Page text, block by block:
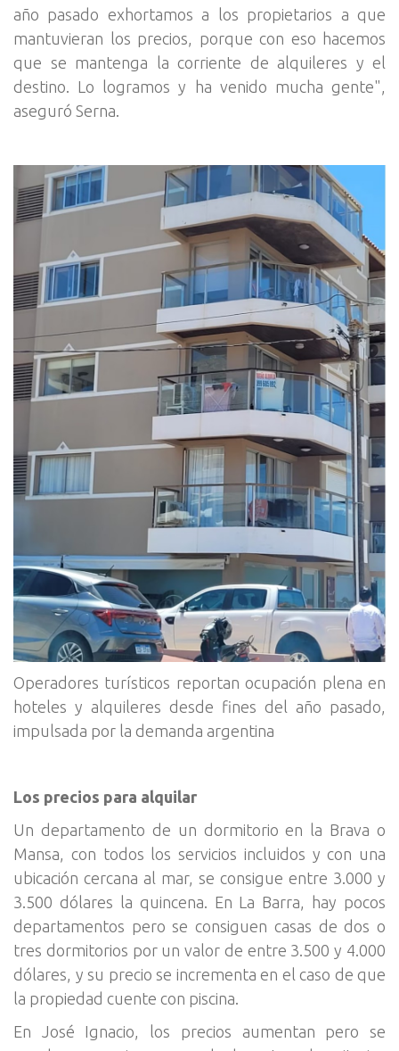
año pasado exhortamos a los propietarios a que
mantuvieran los precios, porque con eso hacemos
que se mantenga la corriente de alquileres y el
destino. Lo logramos y ha venido mucha gente",
aseguró Serna.
Operadores turísticos reportan ocupación plena en
hoteles y alquileres desde fines del año pasado,
impulsada por la demanda argentina
Los precios para alquilar
Un departamento de un dormitorio en la Brava o
Mansa, con todos los servicios incluidos y con una
ubicación cercana al mar, se consigue entre 3.000 y
3.500 dólares la quincena. En La Barra, hay pocos
departamentos pero se consiguen casas de dos o
tres dormitorios por un valor de entre 3.500 y 4.000
dólares, y su precio se incrementa en el caso de que
la propiedad cuente con piscina.
En José Ignacio, los precios aumentan pero se